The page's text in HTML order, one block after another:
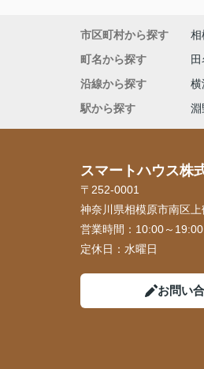
市区町村から探す 相
町名から探す
田
沿線から探す
横
駅から探す
淵
スマートハウス株
〒252-0001
神奈川県相模原市南区
営業時間： 10:00～19:00
定休日： 水曜日
お問い